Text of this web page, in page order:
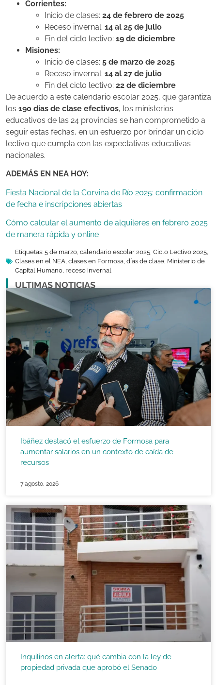
Corrientes:
Inicio de clases: 24 de febrero de 2025
Receso invernal: 14 al 25 de julio
Fin del ciclo lectivo: 19 de diciembre
Misiones:
Inicio de clases: 5 de marzo de 2025
Receso invernal: 14 al 27 de julio
Fin del ciclo lectivo: 22 de diciembre
De acuerdo a este calendario escolar 2025, que garantiza
los 190 días de clase efectivos, los ministerios
educativos de las 24 provincias se han comprometido a
seguir estas fechas, en un esfuerzo por brindar un ciclo
lectivo que cumpla con las expectativas educativas
nacionales.
ADEMÁS EN NEA HOY:
Fiesta Nacional de la Corvina de Río 2025: confirmación
de fecha e inscripciones abiertas
Cómo calcular el aumento de alquileres en febrero 2025
de manera rápida y online
Etiquetas: 5 de marzo, calendario escolar 2025, Ciclo Lectivo 2025,
Clases en el NEA, clases en Formosa, días de clase, Ministerio de
Capital Humano, receso invernal
ULTIMAS NOTICIAS
Ibáñez destacó el esfuerzo de Formosa para
aumentar salarios en un contexto de caída de
recursos
7 agosto, 2026
Inquilinos en alerta: qué cambia con la ley de
propiedad privada que aprobó el Senado